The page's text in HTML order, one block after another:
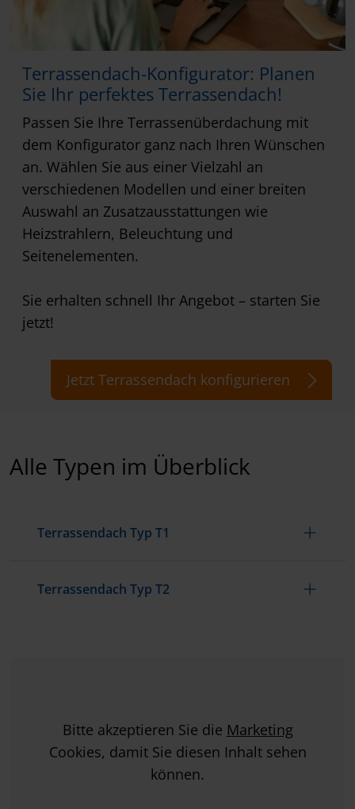
Terrassendach-Konfigurator: Planen
Sie Ihr perfektes Terrassendach!
Passen Sie Ihre Terrassenüberdachung mit
dem Konfigurator ganz nach Ihren Wünschen
an. Wählen Sie aus einer Vielzahl an
verschiedenen Modellen und einer breiten
Auswahl an Zusatzausstattungen wie
Heizstrahlern, Beleuchtung und
Seitenelementen.
Sie erhalten schnell Ihr Angebot – starten Sie
jetzt!
Jetzt Terrassendach konfigurieren
Alle Typen im Überblick
Terrassendach Typ T1
Terrassendach Typ T2
Bitte akzeptieren Sie die Marketing
Cookies, damit Sie diesen Inhalt sehen
können.